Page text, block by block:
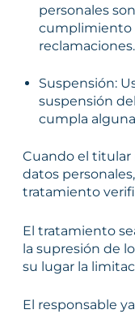
personales
cumplimiento
reclamaciones.
Suspensión:
suspensión
cumpla
Cuando el
datos
tratamiento
El tratamiento
la supresión de
su lugar la
El responsable